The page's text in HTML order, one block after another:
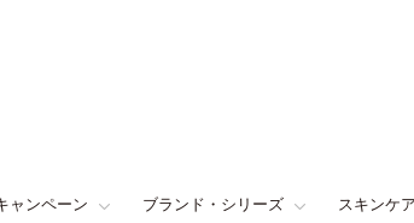
ャンペーン ブランド・シリーズ スキンケア